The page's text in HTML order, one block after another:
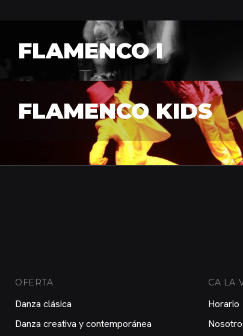
FLAMENCO I
FLAMENCO KIDS
OFERTA
Danza clásica
Danza creativa y contemporánea
CA LA
Horario